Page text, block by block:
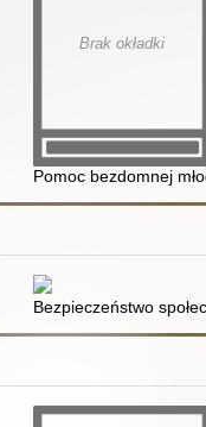
społecznej
: zadomowienie,
Brak okładki
Pomoc bezdomnej
Bezpieczeństwo